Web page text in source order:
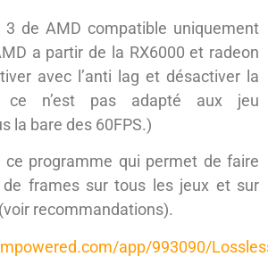
3 de AMD compatible uniquement
a partir de la RX6000 et radeon
avec l’anti lag et désactiver la
ce n’est pas adapté aux jeu
la bare des 60FPS.)
ce programme qui permet de faire
frames sur tous les jeux et sur
recommandations).
app/993090/